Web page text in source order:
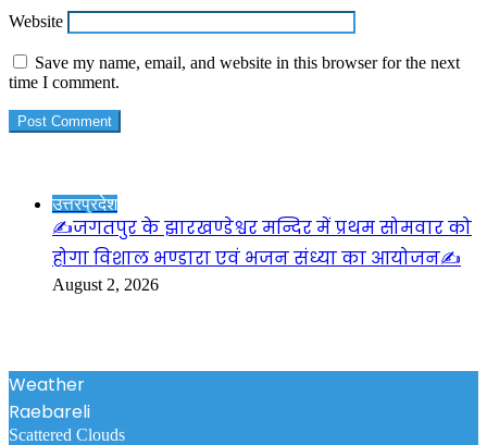
Website
Save my name, email, and website in this browser for the next
time I comment.
उत्तरप्रदेश
✍️जगतपुर के झारखण्डेश्वर मन्दिर में प्रथम सोमवार को
होगा विशाल भण्डारा एवं भजन संध्या का आयोजन✍️
August 2, 2026
Weather
Raebareli
Scattered Clouds